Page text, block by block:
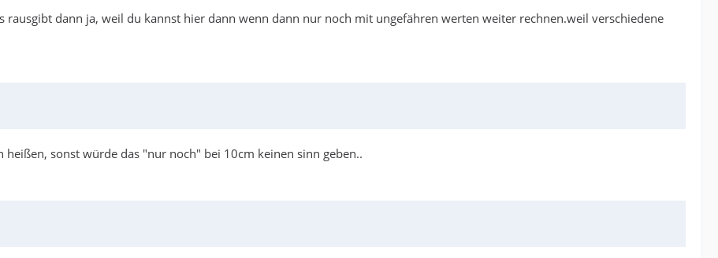
rausgibt dann ja, weil du kannst hier dann wenn dann nur noch mit ungefähren werten weiter rechnen.weil verschiedene
sonst würde das "nur noch" bei 10cm keinen sinn geben..